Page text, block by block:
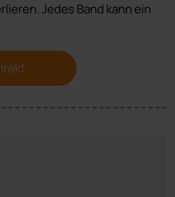
Jedes Band kann ein